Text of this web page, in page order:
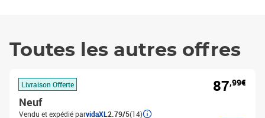
Toutes les autres offres
Livraison Offerte
Neuf
Vendu et expédié parvidaXL 2.79/5(14)
87,99€